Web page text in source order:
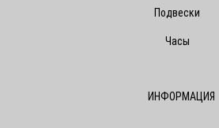
Подвески
Часы
ИНФОРМАЦИЯ